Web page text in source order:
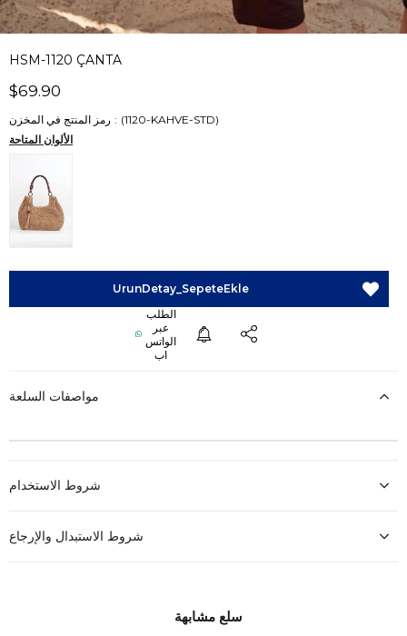
HSM-1120 ÇANTA
$69.90
رمز المنتج في المخزن
(1120-KAHVE-STD)
الألوان المتاحة
مواصفات السلعة
شروط الاستخدام
شروط الاستبدال والإرجاع
سلع مشابهة